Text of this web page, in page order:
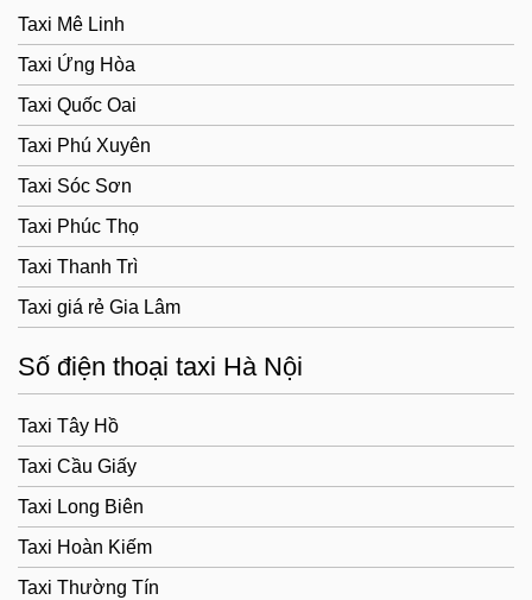
Taxi Mê Linh
Taxi Ứng Hòa
Taxi Quốc Oai
Taxi Phú Xuyên
Taxi Sóc Sơn
Taxi Phúc Thọ
Taxi Thanh Trì
Taxi giá rẻ Gia Lâm
Số điện thoại taxi Hà Nội
Taxi Tây Hồ
Taxi Cầu Giấy
Taxi Long Biên
Taxi Hoàn Kiếm
Taxi Thường Tín